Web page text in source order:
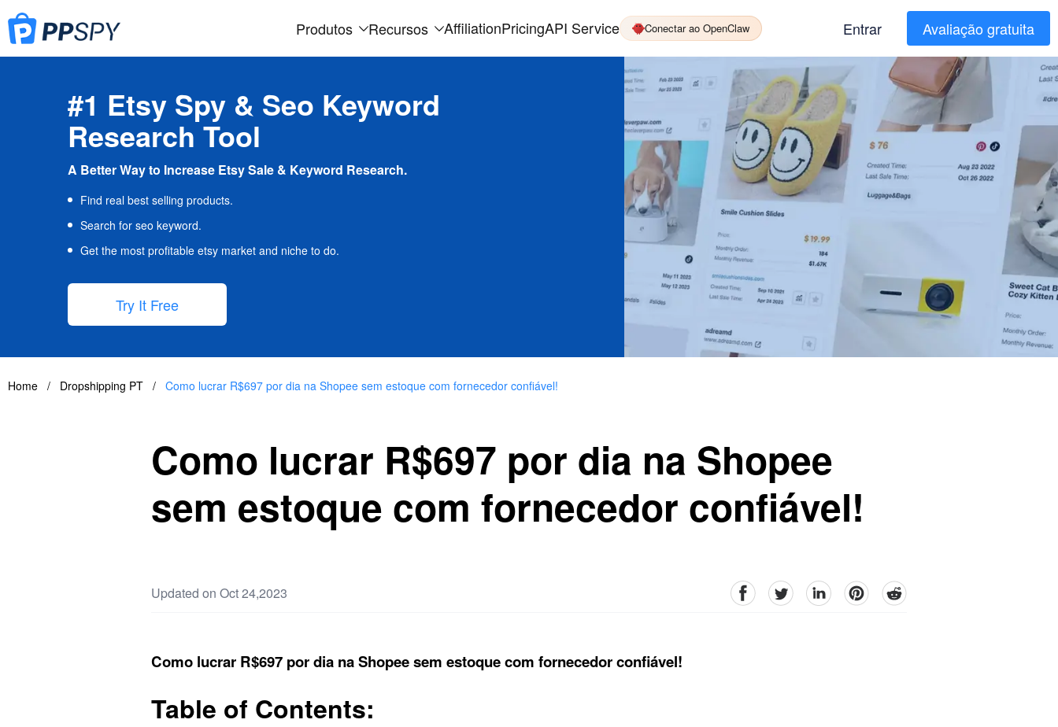
Produtos Recursos AffiliationPricingAPI Service Conectar ao OpenClaw Entrar Avaliação gratuita
#1 Etsy Spy & Seo Keyword
Research Tool
A Better Way to Increase Etsy Sale & Keyword Research.
Find real best selling products.
Search for seo keyword.
Get the most profitable etsy market and niche to do.
Try It Free
Home / Dropshipping PT / Como lucrar R$697 por dia na Shopee sem estoque com fornecedor confiável!
Como lucrar R$697 por dia na Shopee
sem estoque com fornecedor confiável!
Updated on Oct 24,2023 facebookTwitter linkedinpinterestreddit
Como lucrar R$697 por dia na Shopee sem estoque com fornecedor confiável!
Table of Contents: